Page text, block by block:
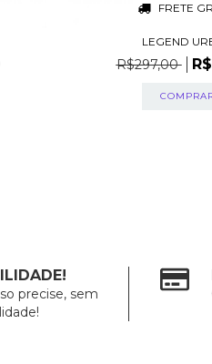
FRETE
LEGEND
R$297,00
precise, sem